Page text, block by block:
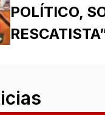
POLÍTICO,